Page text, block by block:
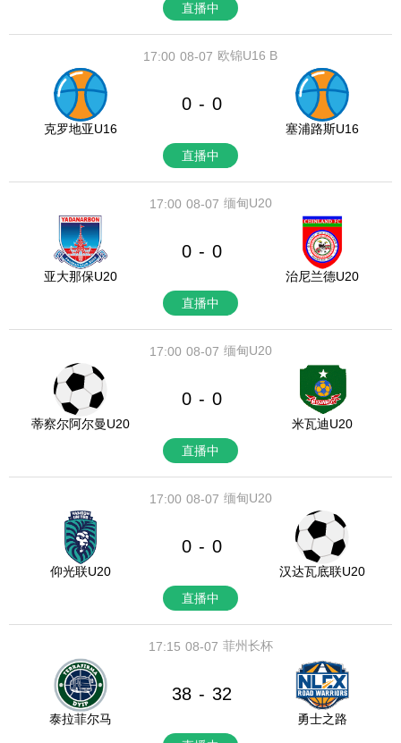
直播中
08-07
17:00 欧锦U16 B
克罗地亚U16
0 - 0
塞浦路斯U16
直播中
08-07
17:00 缅甸U20
亚大那保U20
0 - 0
治尼兰德U20
直播中
08-07
17:00 缅甸U20
蒂察尔阿尔曼U20
0 - 0
米瓦迪U20
直播中
08-07
17:00 缅甸U20
仰光联U20
0 - 0
汉达瓦底联U20
直播中
08-07
17:15 菲州长杯
泰拉菲尔马
38 - 32
勇士之路